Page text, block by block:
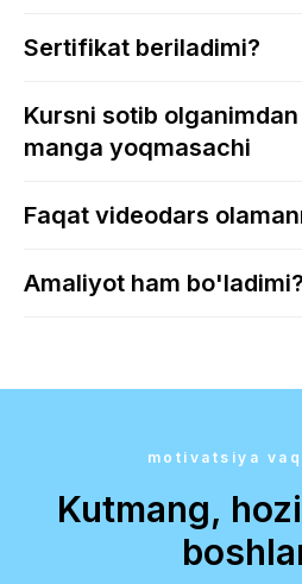
Sertifikat beriladimi?
Kursni sotib
manga yoqmasachi
Faqat videodars
Amaliyot ham bo'ladimi?
motivatsiya
Kutmang,